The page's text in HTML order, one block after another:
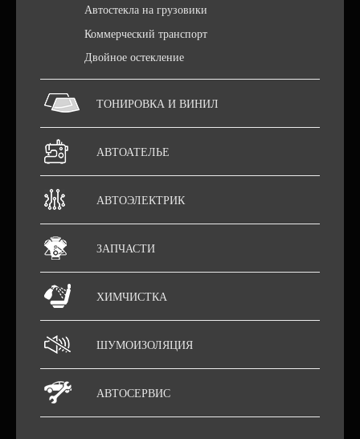
Автостекла на грузовики
Коммерческий транспорт
Двойное остекление
ТОНИРОВКА И ВИНИЛ
АВТОАТЕЛЬЕ
АВТОЭЛЕКТРИК
ЗАПЧАСТИ
ХИМЧИСТКА
ШУМОИЗОЛЯЦИЯ
АВТОСЕРВИС